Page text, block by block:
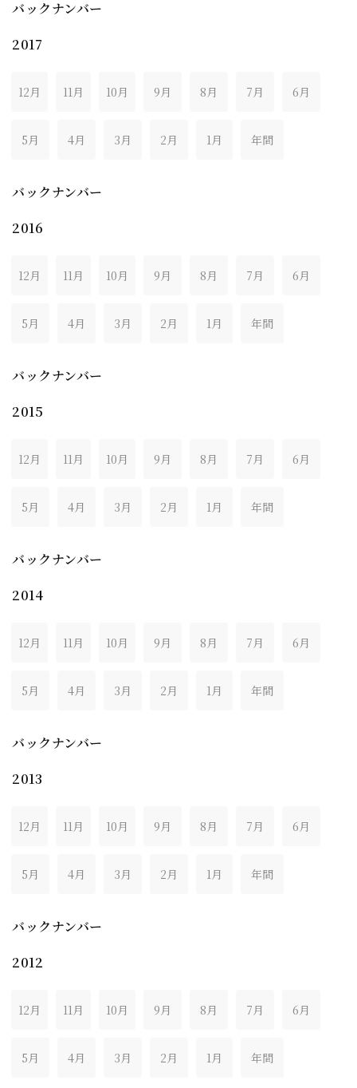
バックナンバー
2017
12月 11月 10月 9月 8月 7月 6月
5月 4月 3月 2月 1月 年間
バックナンバー
2016
12月 11月 10月 9月 8月 7月 6月
5月 4月 3月 2月 1月 年間
バックナンバー
2015
12月 11月 10月 9月 8月 7月 6月
5月 4月 3月 2月 1月 年間
バックナンバー
2014
12月 11月 10月 9月 8月 7月 6月
5月 4月 3月 2月 1月 年間
バックナンバー
2013
12月 11月 10月 9月 8月 7月 6月
5月 4月 3月 2月 1月 年間
バックナンバー
2012
12月 11月 10月 9月 8月 7月 6月
5月 4月 3月 2月 1月 年間